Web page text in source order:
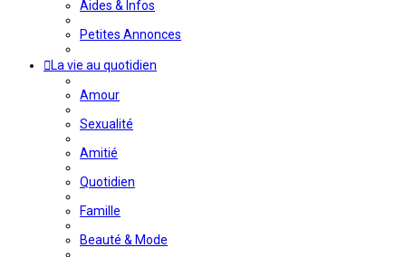
Aides & Infos
Petites Annonces
La vie au quotidien
Amour
Sexualité
Amitié
Quotidien
Famille
Beauté & Mode